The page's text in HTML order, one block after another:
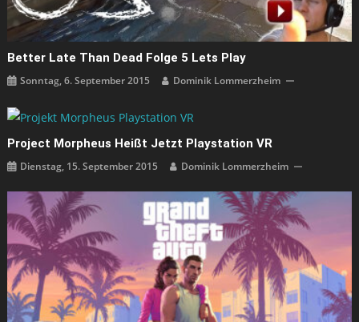
Better Late Than Dead Folge 5 Lets Play
Sonntag, 6. September 2015 Dominik Lommerzheim
Project Morpheus Heißt Jetzt Playstation VR
Dienstag, 15. September 2015 Dominik Lommerzheim